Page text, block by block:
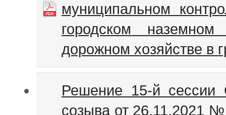
муниципальном
городском
дорожном хозяйстве в
Решение 15-й сессии
созыва от 26.11.2021